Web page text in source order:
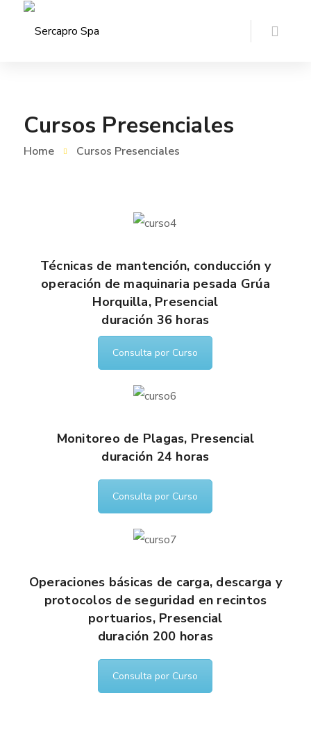
Cursos Presenciales
Home Cursos Presenciales
Técnicas de mantención, conducción y
operación de maquinaria pesada Grúa
Horquilla, Presencial
duración 36 horas
Consulta por Curso
Monitoreo de Plagas, Presencial
duración 24 horas
Consulta por Curso
Operaciones básicas de carga, descarga y
protocolos de seguridad en recintos
portuarios, Presencial
duración 200 horas
Consulta por Curso